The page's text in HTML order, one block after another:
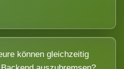
können gleichzeitig